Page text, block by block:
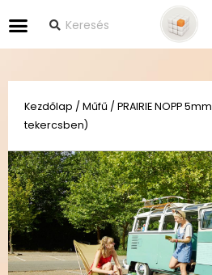
Kezdőlap / Műfű / PRAIRIE NOPP
tekercsben)